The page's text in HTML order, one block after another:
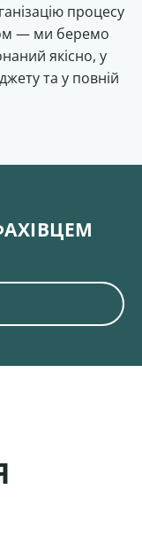
процесу
— ми беремо
якісно, ​​у
та у повній